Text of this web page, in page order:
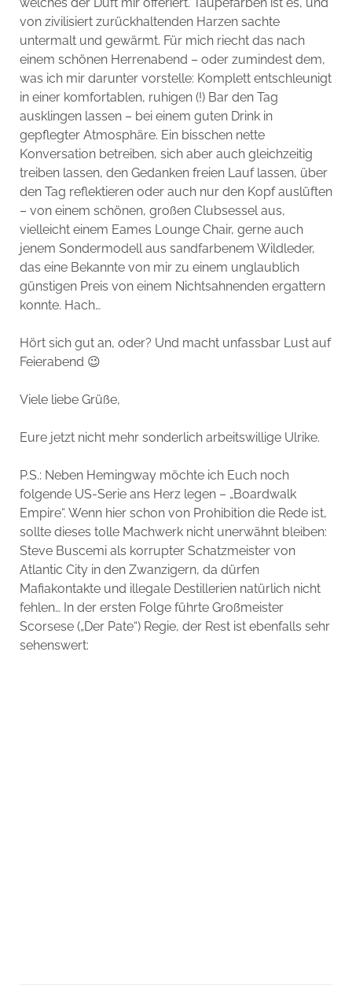
von zivilisiert zurückhaltenden Harzen sachte
untermalt und gewärmt. Für mich riecht das nach
einem schönen Herrenabend – oder zumindest dem,
was ich mir darunter vorstelle: Komplett entschleunigt
in einer komfortablen, ruhigen (!) Bar den Tag
ausklingen lassen – bei einem guten Drink in
gepflegter Atmosphäre. Ein bisschen nette
Konversation betreiben, sich aber auch gleichzeitig
treiben lassen, den Gedanken freien Lauf lassen, über
den Tag reflektieren oder auch nur den Kopf auslüften
– von einem schönen, großen Clubsessel aus,
vielleicht einem Eames Lounge Chair, gerne auch
jenem Sondermodell aus sandfarbenem Wildleder,
das eine Bekannte von mir zu einem unglaublich
günstigen Preis von einem Nichtsahnenden ergattern
konnte. Hach…
Hört sich gut an, oder? Und macht unfassbar Lust auf
Feierabend 😉
Viele liebe Grüße,
Eure jetzt nicht mehr sonderlich arbeitswillige Ulrike.
P.S.: Neben Hemingway möchte ich Euch noch
folgende US-Serie ans Herz legen – „Boardwalk
Empire“. Wenn hier schon von Prohibition die Rede ist,
sollte dieses tolle Machwerk nicht unerwähnt bleiben:
Steve Buscemi als korrupter Schatzmeister von
Atlantic City in den Zwanzigern, da dürfen
Mafiakontakte und illegale Destillerien natürlich nicht
fehlen… In der ersten Folge führte Großmeister
Scorsese („Der Pate“) Regie, der Rest ist ebenfalls sehr
sehenswert: